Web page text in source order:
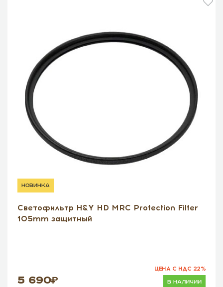
новинка
Светофильтр H&Y HD MRC Protection Filter
105mm защитный
5 690 в наличии
ЦЕНА С НДС 22%